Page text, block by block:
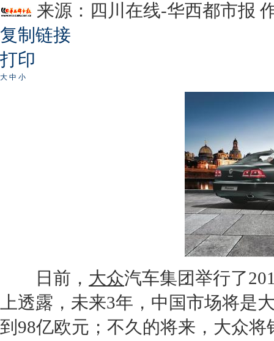
来源： 四川在线-华西都市报
复制链接
打印
大 中 小
日前， 大众汽车集团举行了
上透露，未来3年，中国市场将是
到98亿欧元；不久的将来， 大众将